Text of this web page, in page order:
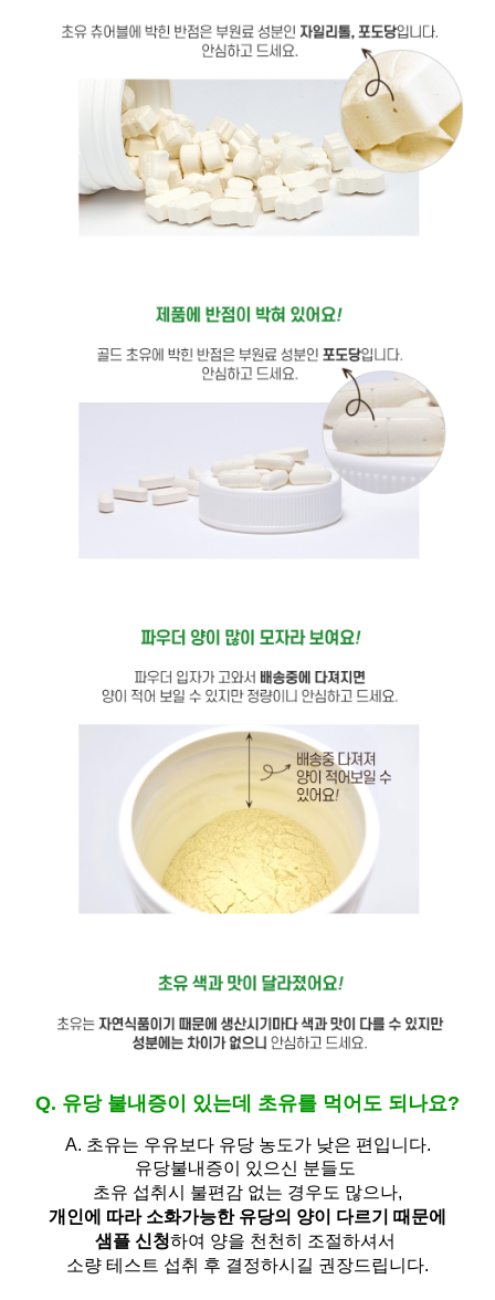
Q. 유당 불내증이 있는데 초유를 먹어도 되나요?
A. 초유는 우유보다 유당 농도가 낮은 편입니다.
유당불내증이 있으신 분들도
초유 섭취시 불편감 없는 경우도 많으나,
개인에 따라 소화가능한 유당의 양이 다르기 때문에
샘플 신청하여 양을 천천히 조절하셔서
소량 테스트 섭취 후 결정하시길 권장드립니다.